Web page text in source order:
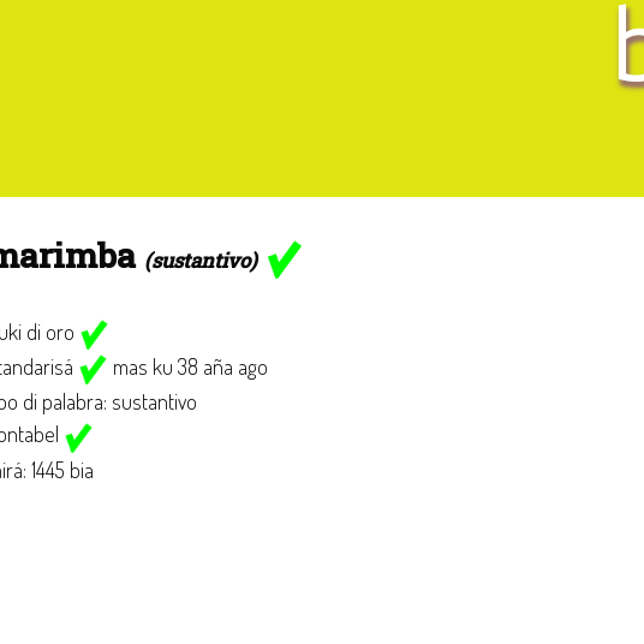
(sustantivo)
di oro
mas ku 38 aña ago
di palabra: sustantivo
1445 bia